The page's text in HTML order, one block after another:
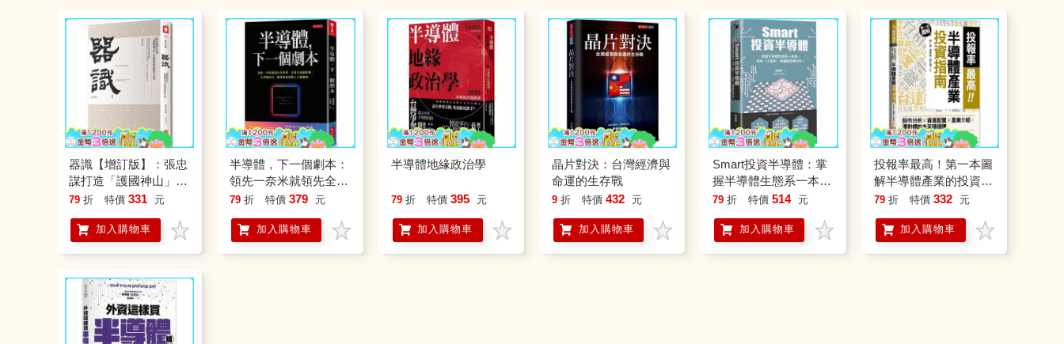
器識【增訂版】：張忠
謀打造「護國神山」台
積電的經營之道
79 折 特價 331 元
加入購物車
半導體，下一個劇本：
領先一奈米就領先全世
界，文科生也能秒懂，
買對上下游標的。
79 折 特價 379 元
加入購物車
半導體地緣政治學
79 折 特價 395 元
加入購物車
晶片對決：台灣經濟與
命運的生存戰
9 折 特價 432 元
加入購物車
Smart投資半導體：掌
握半導體生態系一本
通，材料、設計、設備
79 折 特價 514 元
加入購物車
投報率最高！第一本圖
解半導體產業的投資指
南：股市分析╳資產配
的未來穩穩賺
79 折 特價 332 元
加入購物車